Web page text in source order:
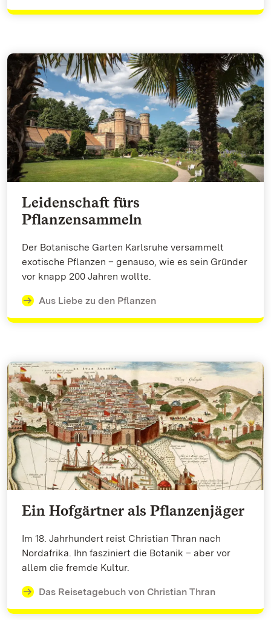
Leidenschaft fürs
Pflanzensammeln
Der Botanische Garten Karlsruhe versammelt
exotische Pflanzen – genauso, wie es sein Gründer
vor knapp 200 Jahren wollte.
Aus Liebe zu den Pflanzen
Ein Hofgärtner als Pflanzenjäger
Im 18. Jahrhundert reist Christian Thran nach
Nordafrika. Ihn fasziniert die Botanik – aber vor
allem die fremde Kultur.
Das Reisetagebuch von Christian Thran